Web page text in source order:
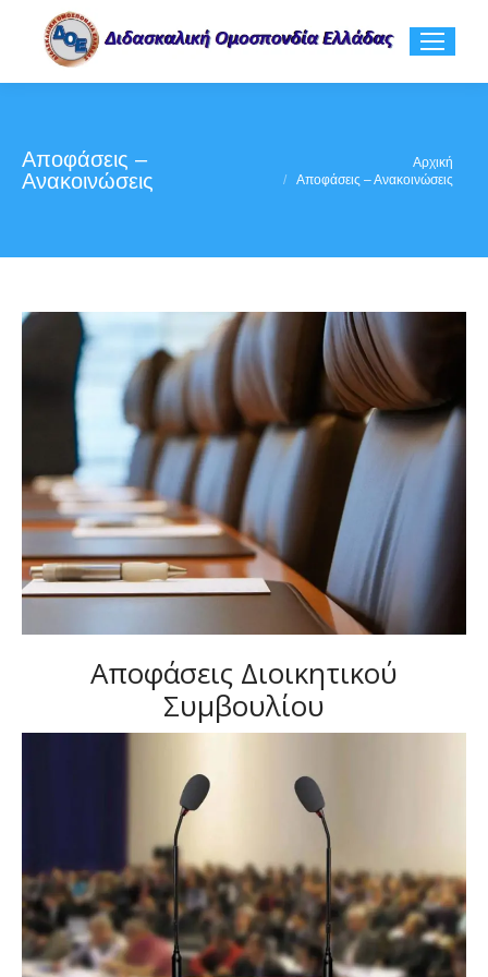
Αποφάσεις –
Ανακοινώσεις
Αρχική
Αποφάσεις – Ανακοινώσεις
Αποφάσεις Διοικητικού
Συμβουλίου